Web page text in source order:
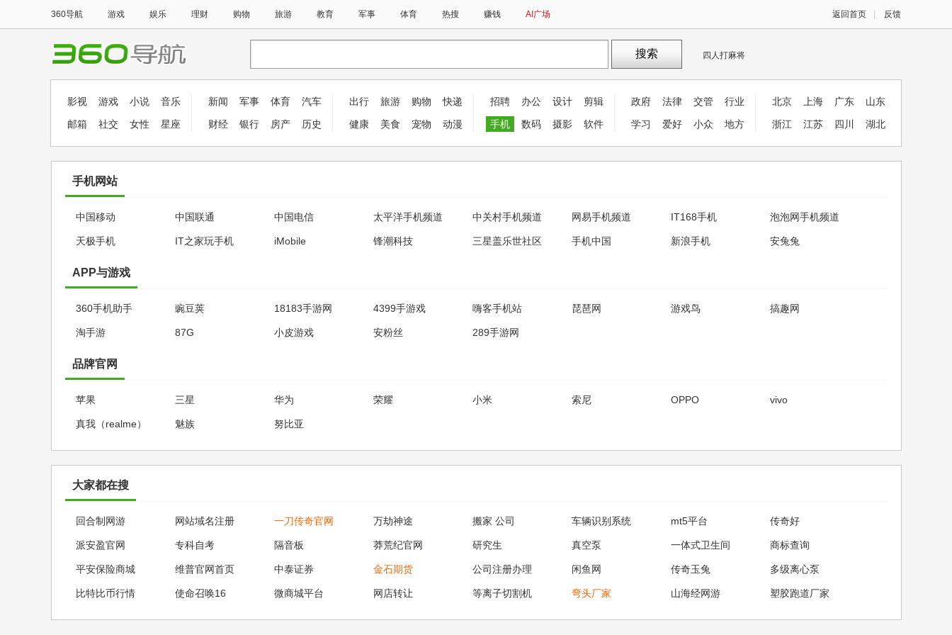
360导航 游戏 娱乐 理财 购物 旅游 教育 军事 体育 热搜 赚钱 AI广场 返回首页 | 反馈
搜索
四人打麻将
影视 游戏 小说
音乐
邮箱
社交 女性 星座
新闻 军事 体育
汽车
财经
银行 房产 历史
出行 旅游 购物
快递
健康
美食 宠物 动漫
招聘 办公 设计
剪辑
手机
数码 摄影 软件
政府 法律 交管
行业
学习
爱好 小众 地方
北京 上海 广东
山东
浙江
江苏 四川 湖北
手机网站
中国移动 中国联通 中国电信 太平洋手机频道 中关村手机频道 网易手机频道 IT168手机 泡泡网手机频道
天极手机 IT之家玩手机 iMobile 锋潮科技 三星盖乐世社区 手机中国 新浪手机 安兔兔
APP与游戏
360手机助手 豌豆荚 18183手游网 4399手游戏 嗨客手机站 琵琶网 游戏鸟 搞趣网
淘手游 87G 小皮游戏 安粉丝 289手游网
品牌官网
苹果 三星 华为 荣耀 小米 索尼 OPPO vivo
真我（realme） 魅族 努比亚
大家都在搜
回合制网游 网站域名注册 一刀传奇官网 万劫神途 搬家 公司 车辆识别系统 mt5平台 传奇好
派安盈官网 专科自考 隔音板 莽荒纪官网 研究生 真空泵 一体式卫生间 商标查询
平安保险商城 维普官网首页 中泰证券 金石期货 公司注册办理 闲鱼网 传奇玉兔 多级离心泵
比特比币行情 使命召唤16 微商城平台 网店转让 等离子切割机 弯头厂家 山海经网游 塑胶跑道厂家